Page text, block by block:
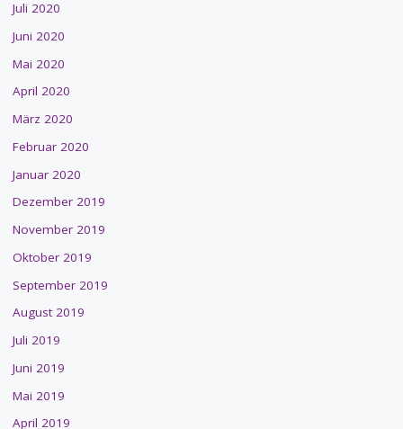
Juli 2020
Juni 2020
Mai 2020
April 2020
März 2020
Februar 2020
Januar 2020
Dezember 2019
November 2019
Oktober 2019
September 2019
August 2019
Juli 2019
Juni 2019
Mai 2019
April 2019